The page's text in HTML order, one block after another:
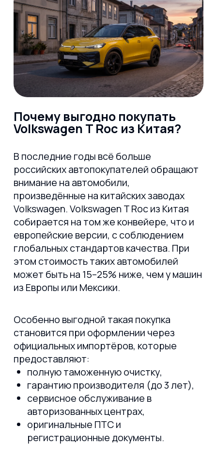
российском рынке.
Безопасность и технологии
Независимо от комплектации,
Volkswagen T Roc 2025 оснащается
системами:
круиз-контроль с функцией
остановки
Топ-версия
система удержания в полосе
автоматическое экстренное
торможение
датчик парковки
мониторинг слепых зон
контроль давления в шинах